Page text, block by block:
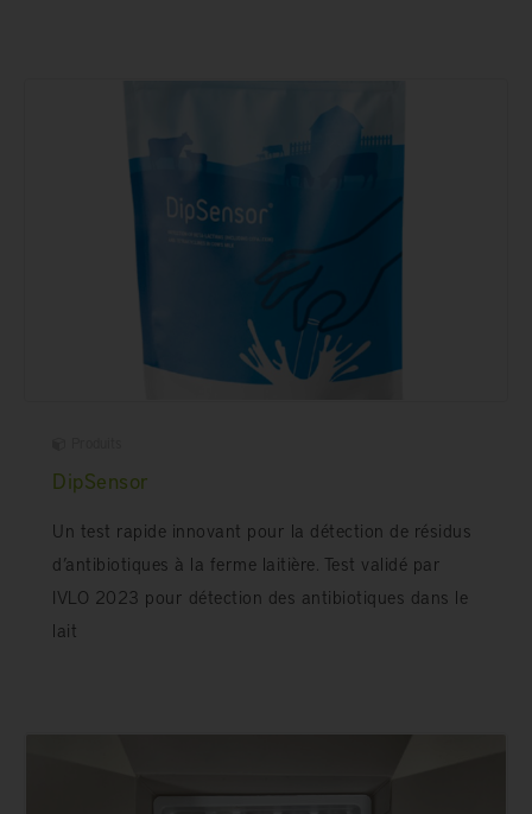
DipSensor
Un test rapide innovant pour la détection de résidus
d’antibiotiques à la ferme laitière. Test validé par
IVLO 2023 pour détection des antibiotiques dans le
lait